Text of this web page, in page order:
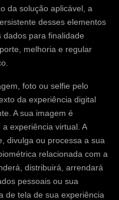
da solução aplicável, a
desses elementos
dados para finalidade
melhoria e regular
foto ou selfie pelo
da experiência digital
A sua imagem é
experiência virtual. A
divulga ou processa a sua
relacionada com a
distribuirá, arrendará
pessoais ou sua
de tela de sua experiência